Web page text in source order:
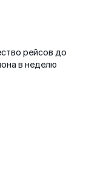
рейсов до
в неделю